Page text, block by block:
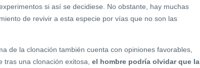
si así se decidiese. No obstante, hay muchas
de revivir a esta especie por vías que no son las
de la clonación también cuenta con opiniones favorables,
tras una clonación exitosa, el hombre podría olvidar que la